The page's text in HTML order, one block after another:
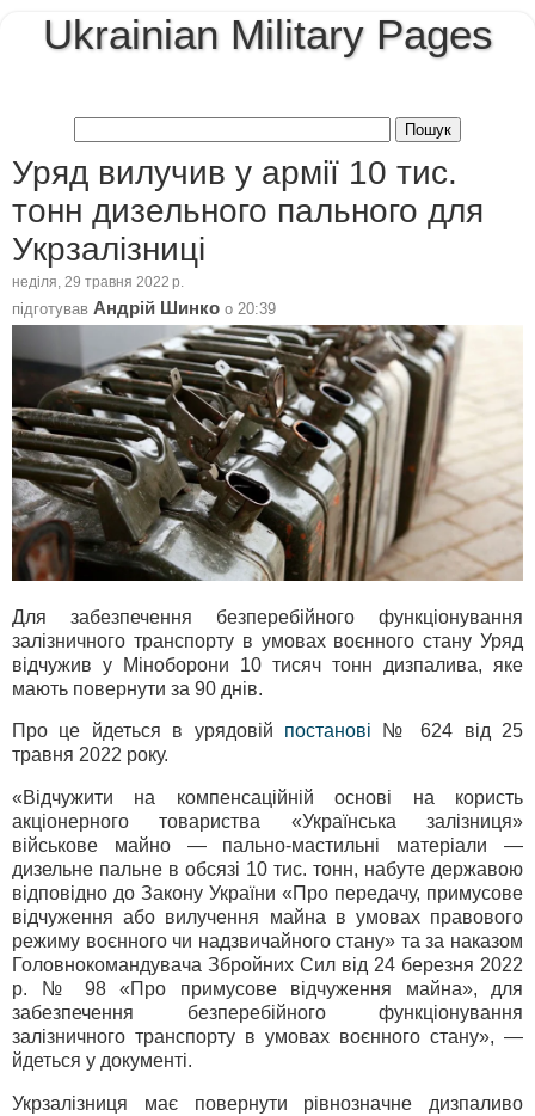
Ukrainian Military Pages
Уряд вилучив у армії 10 тис.
тонн дизельного пального для
Укрзалізниці
неділя, 29 травня 2022 р.
підготував Андрій Шинко о 20:39
Для забезпечення безперебійного функціонування
залізничного транспорту в умовах воєнного стану Уряд
відчужив у Міноборони 10 тисяч тонн дизпалива, яке
мають повернути за 90 днів.
Про це йдеться в урядовій постанові № 624 від 25
травня 2022 року.
«Відчужити на компенсаційній основі на користь
акціонерного товариства «Українська залізниця»
військове майно — пально-мастильні матеріали —
дизельне пальне в обсязі 10 тис. тонн, набуте державою
відповідно до Закону України «Про передачу, примусове
відчуження або вилучення майна в умовах правового
режиму воєнного чи надзвичайного стану» та за наказом
Головнокомандувача Збройних Сил від 24 березня 2022
р. № 98 «Про примусове відчуження майна», для
забезпечення безперебійного функціонування
залізничного транспорту в умовах воєнного стану», —
йдеться у документі.
Укрзалізниця має повернути рівнозначне дизпаливо